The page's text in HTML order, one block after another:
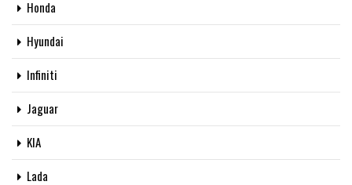
Honda
Hyundai
Infiniti
Jaguar
KIA
Lada